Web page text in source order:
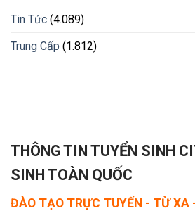
Tin Tức (4.089)
Trung Cấp (1.812)
THÔNG TIN TUYỂN SINH
SINH TOÀN QUỐC
ĐÀO TẠO TRỰC TUYẾN - TỪ